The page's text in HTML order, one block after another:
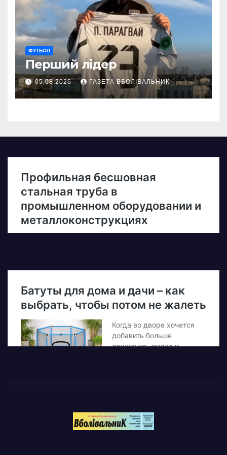
ФУТБОЛ
Перший лідер
05.08.2026 ГАЗЕТА ВБОЛІВАЛЬНИК